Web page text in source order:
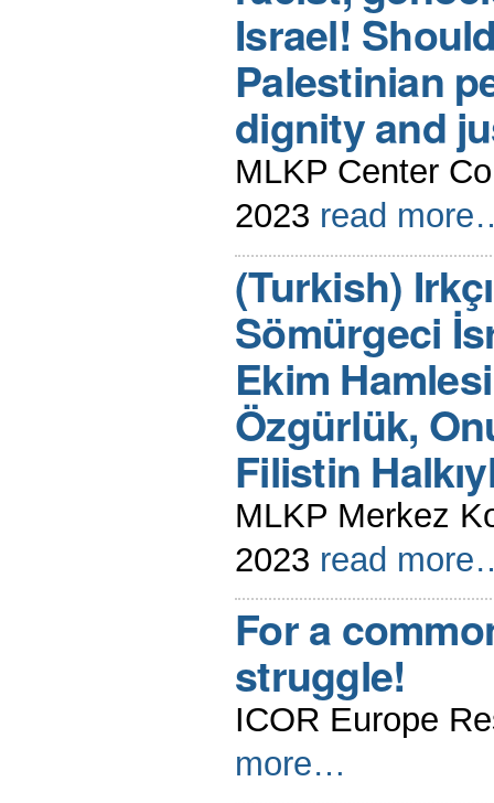
Israel!
Palestinian
dignity and
MLKP Center
2023 read
(Turkish)
Sömürgeci
Ekim
Özgürlük,
Filistin
MLKP Merkez
2023 read
For a
struggle!
ICOR Europe
more…